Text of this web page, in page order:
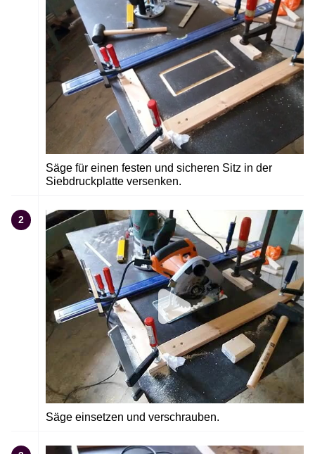
Säge für einen festen und sicheren Sitz in der
Siebdruckplatte versenken.
2
Säge einsetzen und verschrauben.